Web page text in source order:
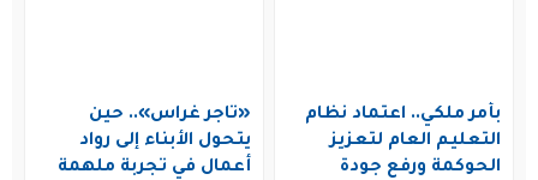
بأمر ملكي.. اعتماد نظام
التعليم العام لتعزيز
الحوكمة ورفع جودة
«تاجر غراس».. حين
يتحول الأبناء إلى رواد
أعمال في تجربة ملهمة